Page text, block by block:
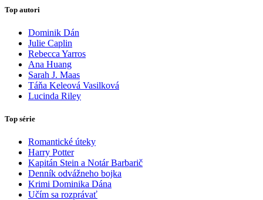
Top autori
Dominik Dán
Julie Caplin
Rebecca Yarros
Ana Huang
Sarah J. Maas
Táňa Keleová Vasilková
Lucinda Riley
Top série
Romantické úteky
Harry Potter
Kapitán Stein a Notár Barbarič
Denník odvážneho bojka
Krimi Dominika Dána
Učím sa rozprávať